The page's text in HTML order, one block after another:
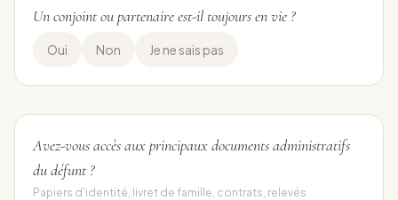
Un conjoint ou partenaire est-il toujours en vie ?
Oui Non Je ne sais pas
Avez-vous accès aux principaux documents administratifs
du défunt ?
Papiers d'identité, livret de famille, contrats, relevés